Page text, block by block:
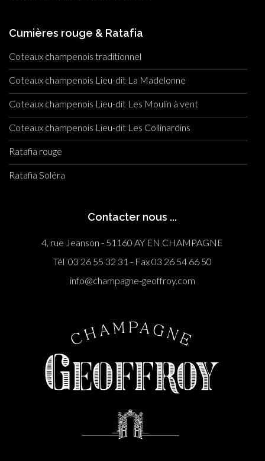
Cumières rouge & Ratafia
Coteaux champenois traditionnel
Coteaux champenois Lieu-dit La Madelonne
Coteaux champenois Lieu-dit Les Moulin à vent
Coteaux champenois Lieu-dit Les Collinardins
Ratafia rouge
Ratafia Soléra
Contacter nous ...
4, rue Jeanson - 51160 AY EN CHAMPAGNE
Tél 03 26 55 32 31 - Fax 03 26 54 66 50
info@champagne-geoffroy.com